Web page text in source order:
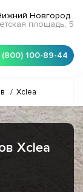
Новгород
площадь, 5
(800) 100-89-44
/ Xclea
Xclea